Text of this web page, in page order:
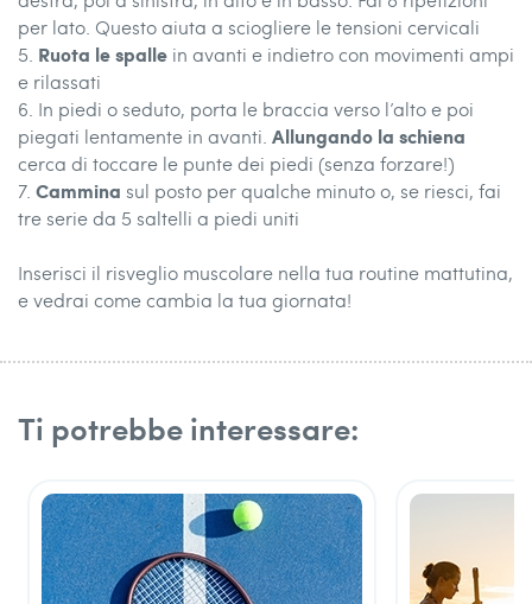
per lato. Questo aiuta a sciogliere le tensioni cervicali
5. Ruota le spalle in avanti e indietro con movimenti ampi
e rilassati
6. In piedi o seduto, porta le braccia verso l’alto e poi
piegati lentamente in avanti. Allungando la schiena
cerca di toccare le punte dei piedi (senza forzare!)
7. Cammina sul posto per qualche minuto o, se riesci, fai
tre serie da 5 saltelli a piedi uniti
Inserisci il risveglio muscolare nella tua routine mattutina,
e vedrai come cambia la tua giornata!
Ti potrebbe interessare: